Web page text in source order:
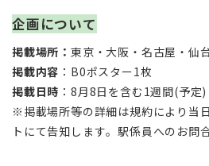
企画について
掲載場所： 東京・大阪・名古屋・仙
掲載内容 ：B0ポスター1枚
掲載日時 ：8月8日を含む1週間(予定)
※掲載場所等の詳細は規約により当
トにて告知します。駅係員へのお問